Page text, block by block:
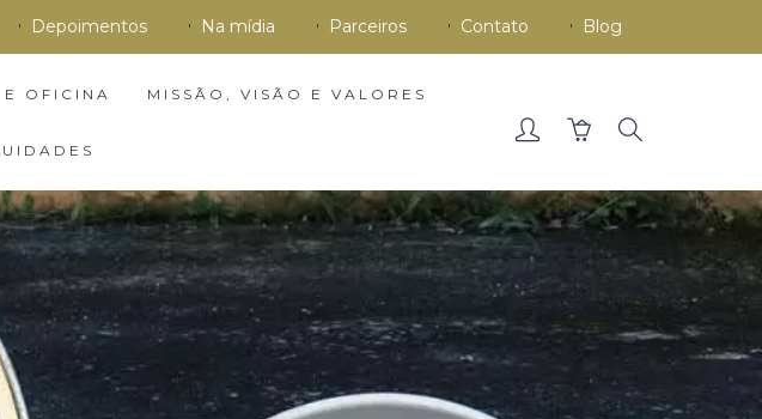
Depoimentos Na mídia Parceiros Contato Blog
OFICINA MISSÃO, VISÃO E VALORES